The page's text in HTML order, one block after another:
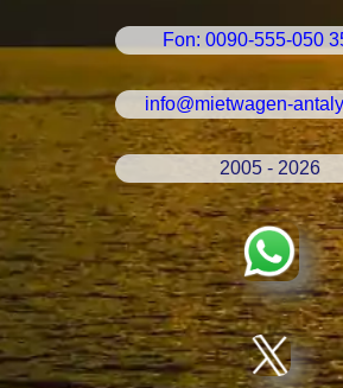
Fon: 0090-555-050
info@mietwagen-
2005 - 2026